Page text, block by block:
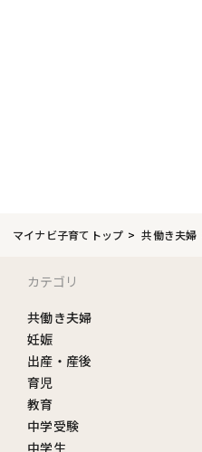
マイナビ子育てトップ 共働き夫婦
カテゴリ
共働き夫婦
妊娠
出産・産後
育児
教育
中学受験
中学生